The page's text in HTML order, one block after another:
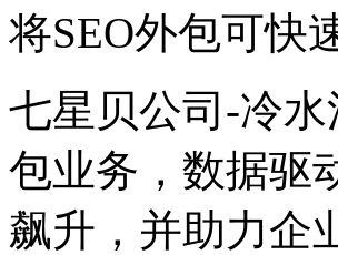
将SEO外包可快
七星贝公司-冷水
包业务，数据驱
飙升，并助力企